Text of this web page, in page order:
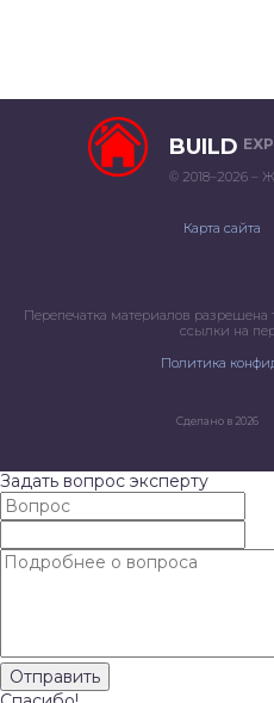
BUILD
© 2018–2026 –
Карта сайта
Перепечатка материалов
ссылки на
Политика
Сделано в 2026
Задать вопрос эксперту